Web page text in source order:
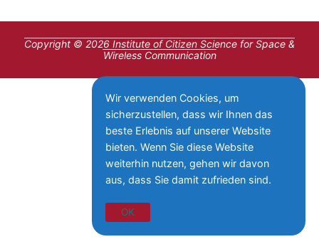
Copyright © 2026 Institute of Citizen Science for Space &
Wireless Communication
Wir verwenden Cookies, um
sicherzustellen, dass wir Ihnen das
beste Erlebnis auf unserer Website
bieten. Wenn Sie diese Website
weiterhin nutzen, gehen wir davon
aus, dass Sie damit zufrieden sind.
OK